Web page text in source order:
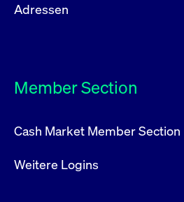
Adressen
Member Section
Cash Market Member Section
Weitere Logins